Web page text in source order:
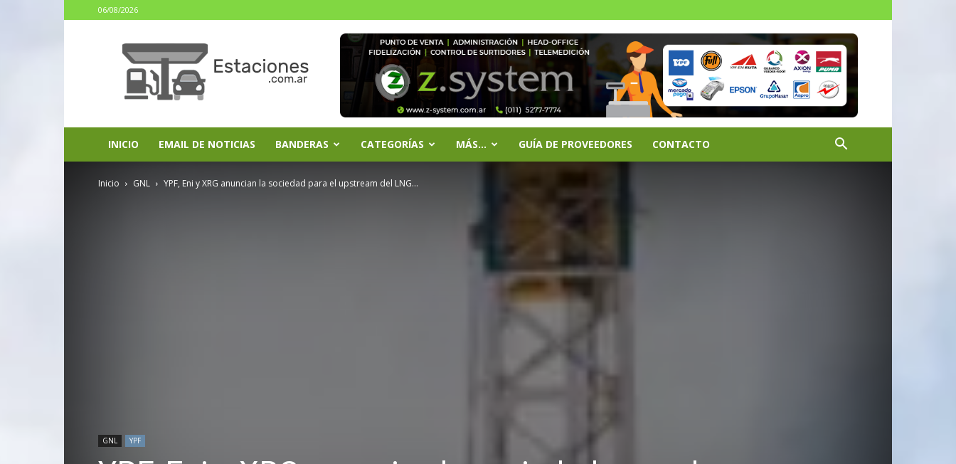
06/08/2026
INICIO EMAIL DE NOTICIAS BANDERAS CATEGORÍAS MÁS… GUÍA DE PROVEEDORES CONTACTO
Inicio GNL YPF, Eni y XRG anuncian la sociedad para el upstream del LNG...
GNL YPF